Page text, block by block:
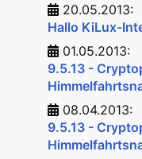
20.05.2013:
Hallo KiLux-
01.05.2013:
9.5.13 -
08.04.2013:
9.5.13 -